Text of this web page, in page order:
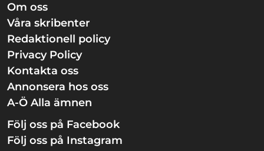
Om oss
Våra skribenter
Redaktionell policy
Privacy Policy
Kontakta oss
Annonsera hos oss
A-Ö Alla ämnen
Följ oss på Facebook
Följ oss på Instagram